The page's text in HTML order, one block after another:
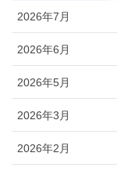
2026年7月
2026年6月
2026年5月
2026年3月
2026年2月